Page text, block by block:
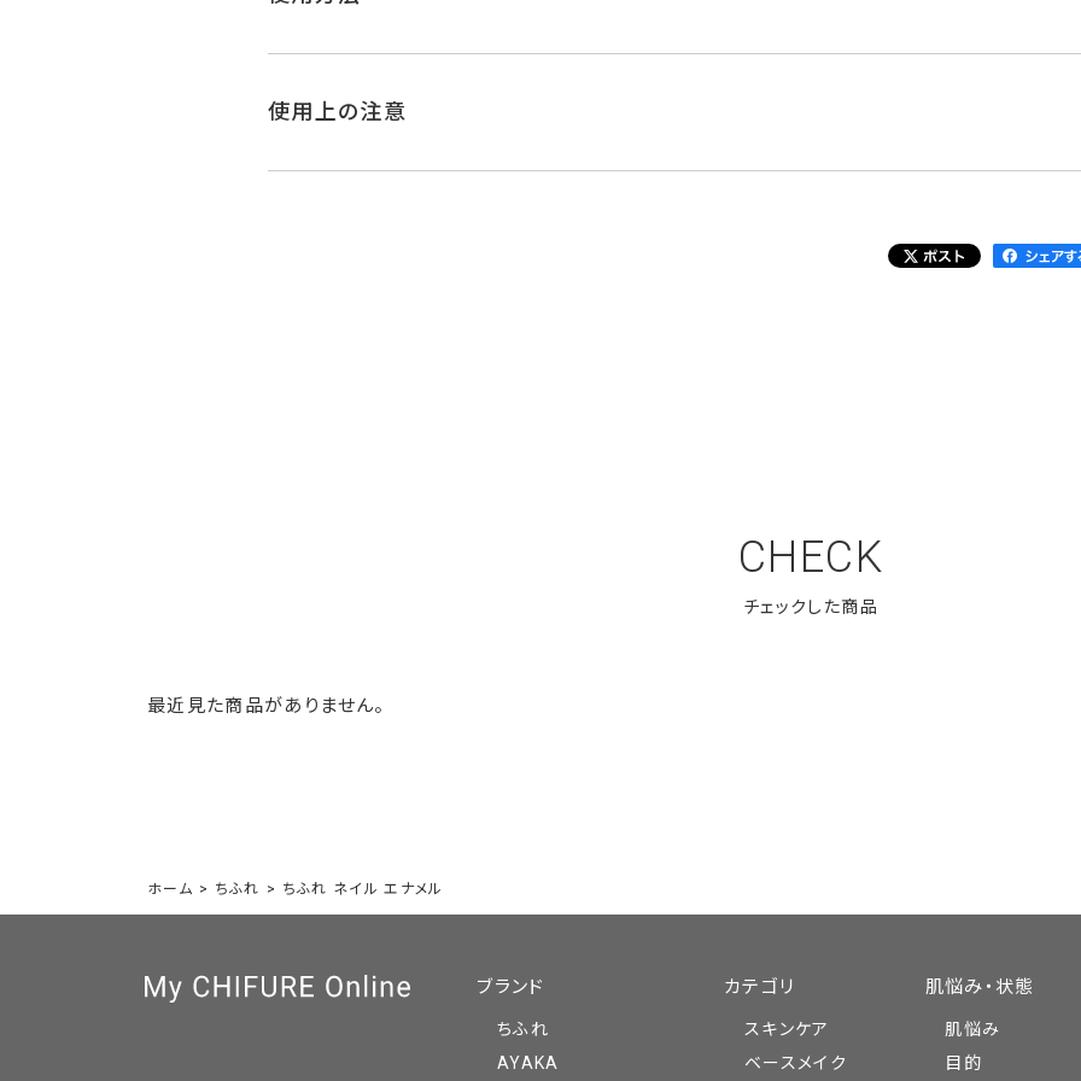
ホーム > ちふれ > ちふれ ネイル エナメル
使用上の注意
CHECK
最近見た商品がありません。
ブランド
ちふれ
AYAKA
カテゴリ
スキンケア
ベースメイク
肌悩み・状態
肌悩み
目的